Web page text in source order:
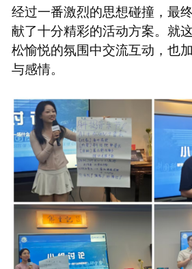
经过一番激烈的思想碰撞，最
献了十分精彩的活动方案。就
松愉悦的氛围中交流互动，也
与感情。